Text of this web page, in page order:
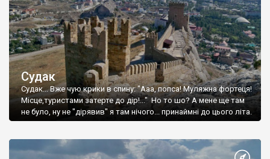
Судак
Судак... Вже чую крики в спину: "Ааа, попса! Муляжна фортеця!
Місце,туристами затерте до дір!..." Но то шо? А мене ще там
не було, ну не "дірявив" я там нічого... принаймні до цього літа.